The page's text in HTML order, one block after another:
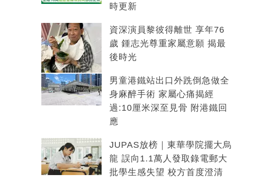
時更新
資深演員黎彼得離世 享年76
歲 鍾志光尊重家屬意願 揭最
後時光
男童港鐵站出口外跣倒急做全
身麻醉手術 家屬心痛揭經
過:10厘米深至見骨 附港鐵回
應
JUPAS放榜｜東華學院擺大烏
龍 誤向1.1萬人發取錄電郵大
批學生感失望 校方首度澄清